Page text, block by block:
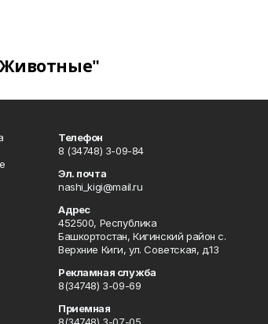
Телефон
8 (34748) 3-09-84
Эл. почта
nashi_kigi@mail.ru
Адрес
452500, Республика
Башкортостан, Кигинский район с.
Верхние Киги, ул. Советская, д.13
Рекламная служба
8(34748) 3-09-69
Приемная